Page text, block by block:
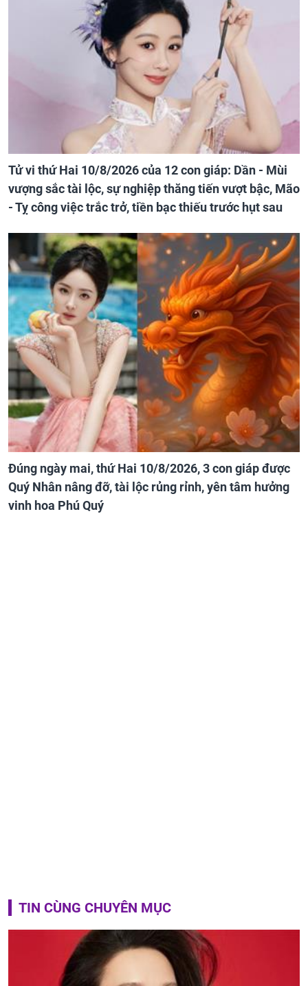
Tử vi thứ Hai 10/8/2026 của 12 con giáp: Dần - Mùi
vượng sắc tài lộc, sự nghiệp thăng tiến vượt bậc, Mão
- Tỵ công việc trắc trở, tiền bạc thiếu trước hụt sau
Đúng ngày mai, thứ Hai 10/8/2026, 3 con giáp được
Quý Nhân nâng đỡ, tài lộc rủng rỉnh, yên tâm hưởng
vinh hoa Phú Quý
TIN CÙNG CHUYÊN MỤC